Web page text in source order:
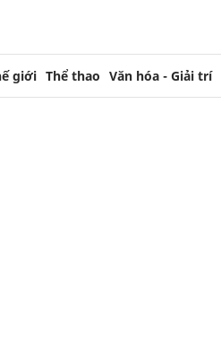
giới Thể thao Văn hóa - Giải trí